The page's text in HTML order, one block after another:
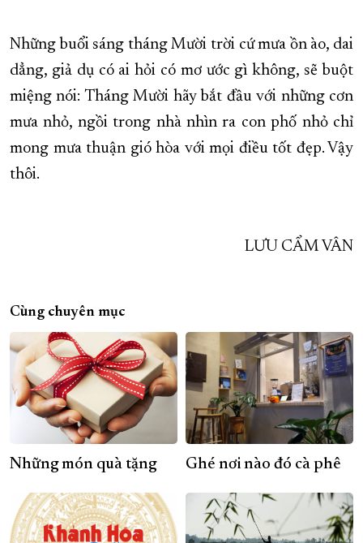
Những buổi sáng tháng Mười trời cứ mưa ồn ào, dai
dẳng, giả dụ có ai hỏi có mơ ước gì không, sẽ buột
miệng nói: Tháng Mười hãy bắt đầu với những cơn
mưa nhỏ, ngồi trong nhà nhìn ra con phố nhỏ chỉ
mong mưa thuận gió hòa với mọi điều tốt đẹp. Vậy
thôi.
LƯU CẨM VÂN
Cùng chuyên mục
Những món quà tặng Ghé nơi nào đó cà phê